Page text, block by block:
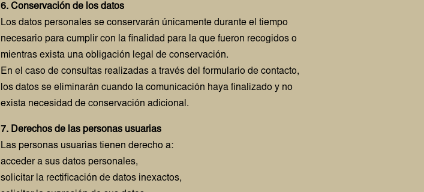
6. Conservación de los datos
Los datos personales se conservarán únicamente durante el tiempo
necesario para cumplir con la finalidad para la que fueron recogidos o
mientras exista una obligación legal de conservación.
En el caso de consultas realizadas a través del formulario de contacto,
los datos se eliminarán cuando la comunicación haya finalizado y no
exista necesidad de conservación adicional.
7. Derechos de las personas usuarias
Las personas usuarias tienen derecho a:
acceder a sus datos personales,
solicitar la rectificación de datos inexactos,